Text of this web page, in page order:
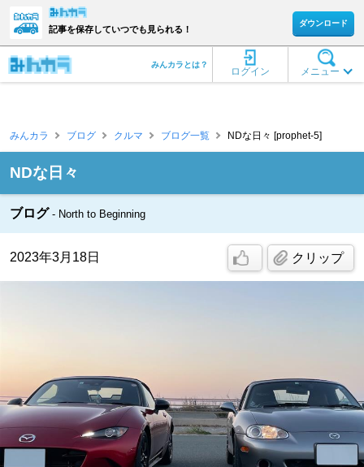
記事を保存していつでも見られる！
ダウンロード
メニュー
ログイン
みんカラとは？
みんカラ ブログ クルマ ブログ一覧 NDな日々 [prophet-5]
NDな日々
ブログ North to Beginning
2023年3月18日 クリップ